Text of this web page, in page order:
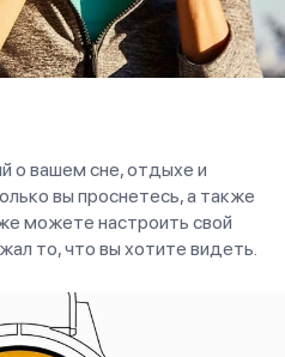
о вашем сне, отдыхе и
вы проснетесь, а также
можете настроить свой
то, что вы хотите видеть.